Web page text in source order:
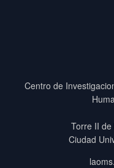
Centro de
Torre II
Ciudad